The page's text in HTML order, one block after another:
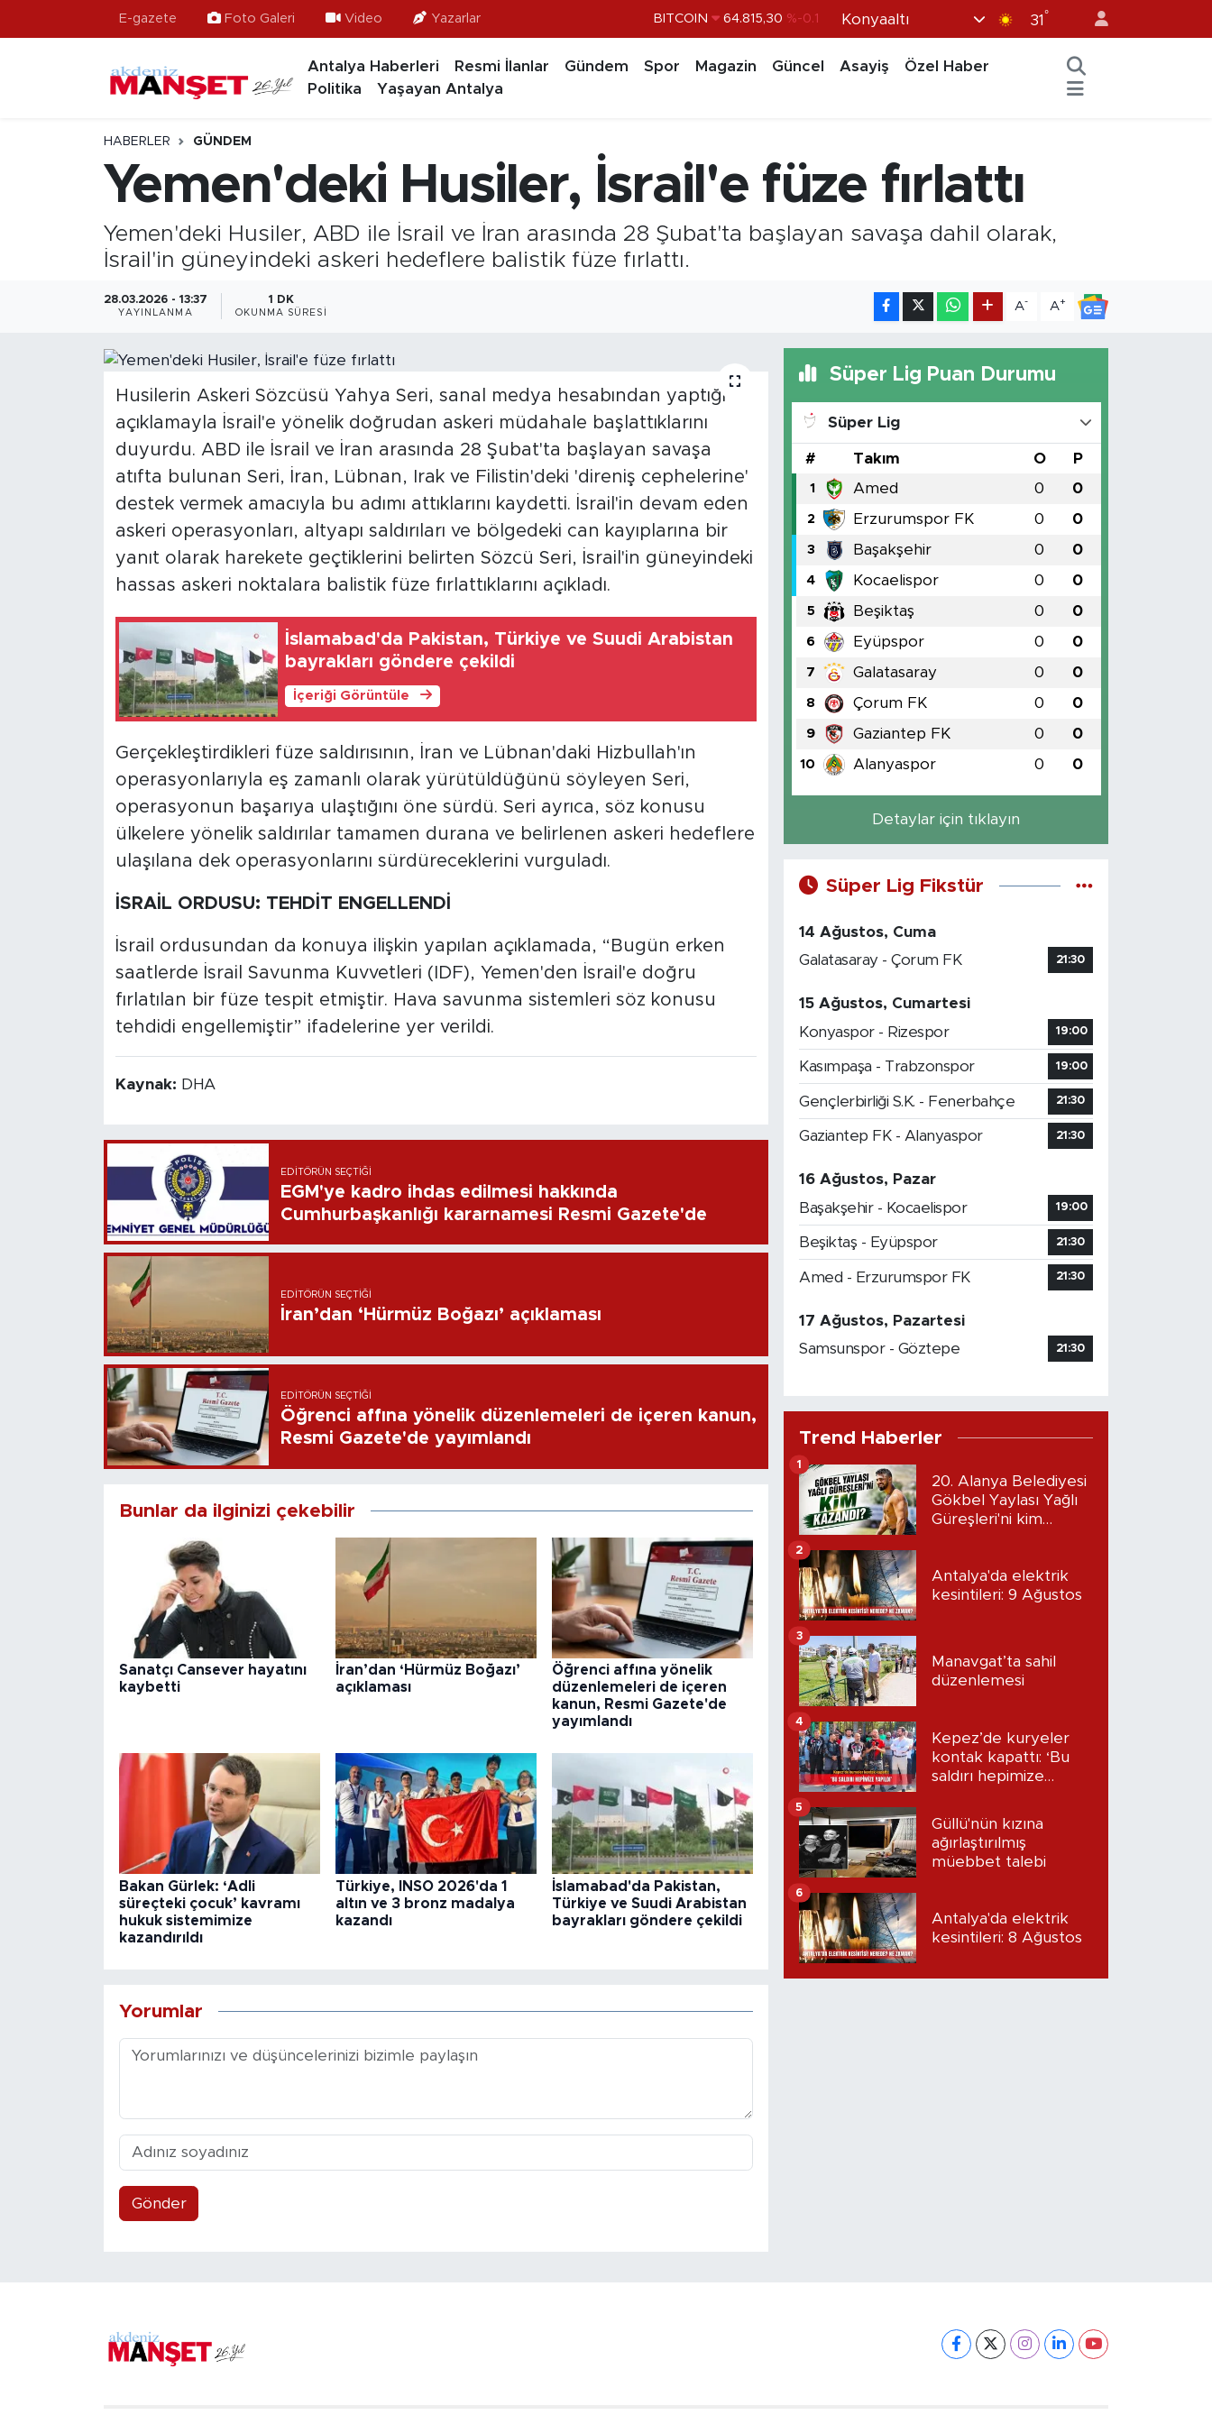
E-gazete Foto Galeri Video Yazarlar BITCOIN 64.815,30 %-0.1
BİST100 13.779 %-14
Konyaaltı 31 °
Antalya Haberleri Resmi İlanlar Gündem Spor Magazin Güncel Asayiş
Özel Haber
Politika
Yaşayan Antalya
HABERLER GÜNDEM
Yemen'deki Husiler, İsrail'e füze fırlattı
Yemen'deki Husiler, ABD ile İsrail ve İran arasında 28 Şubat'ta başlayan savaşa dahil olarak,
İsrail'in güneyindeki askeri hedeflere balistik füze fırlattı.
28.03.2026 - 13:37
YAYINLANMA
1 DK
OKUNMA SÜRESI
A- A+
Husilerin Askeri Sözcüsü Yahya Seri, sanal medya hesabından yaptığı
açıklamayla İsrail'e yönelik doğrudan askeri müdahale başlattıklarını
duyurdu. ABD ile İsrail ve İran arasında 28 Şubat'ta başlayan savaşa
atıfta bulunan Seri, İran, Lübnan, Irak ve Filistin'deki 'direniş cephelerine'
destek vermek amacıyla bu adımı attıklarını kaydetti. İsrail'in devam eden
askeri operasyonları, altyapı saldırıları ve bölgedeki can kayıplarına bir
yanıt olarak harekete geçtiklerini belirten Sözcü Seri, İsrail'in güneyindeki
hassas askeri noktalara balistik füze fırlattıklarını açıkladı.
İslamabad'da Pakistan, Türkiye ve Suudi Arabistan
bayrakları göndere çekildi
İçeriği Görüntüle
Gerçekleştirdikleri füze saldırısının, İran ve Lübnan'daki Hizbullah'ın
operasyonlarıyla eş zamanlı olarak yürütüldüğünü söyleyen Seri,
operasyonun başarıya ulaştığını öne sürdü. Seri ayrıca, söz konusu
ülkelere yönelik saldırılar tamamen durana ve belirlenen askeri hedeflere
ulaşılana dek operasyonlarını sürdüreceklerini vurguladı.
İSRAİL ORDUSU: TEHDİT ENGELLENDİ
İsrail ordusundan da konuya ilişkin yapılan açıklamada, “Bugün erken
saatlerde İsrail Savunma Kuvvetleri (IDF), Yemen'den İsrail'e doğru
fırlatılan bir füze tespit etmiştir. Hava savunma sistemleri söz konusu
tehdidi engellemiştir” ifadelerine yer verildi.
Kaynak: DHA
EDITÖRÜN SEÇTIĞI
EGM'ye kadro ihdas edilmesi hakkında
Cumhurbaşkanlığı kararnamesi Resmi Gazete'de
EDITÖRÜN SEÇTIĞI
İran’dan ‘Hürmüz Boğazı’ açıklaması
EDITÖRÜN SEÇTIĞI
Öğrenci affına yönelik düzenlemeleri de içeren kanun,
Resmi Gazete'de yayımlandı
Bunlar da ilginizi çekebilir
Sanatçı Cansever hayatını
kaybetti
İran’dan ‘Hürmüz Boğazı’
açıklaması
Öğrenci affına yönelik
düzenlemeleri de içeren
kanun, Resmi Gazete'de
yayımlandı
Bakan Gürlek: ‘Adli
süreçteki çocuk’ kavramı
hukuk sistemimize
kazandırıldı
Türkiye, INSO 2026'da 1
altın ve 3 bronz madalya
kazandı
İslamabad'da Pakistan,
Türkiye ve Suudi Arabistan
bayrakları göndere çekildi
Yorumlar
Gönder
Süper Lig Puan Durumu
Süper Lig
# Takım O P
1 Amed 0 0
2 Erzurumspor FK 0 0
3 Başakşehir 0 0
4 Kocaelispor 0 0
5 Beşiktaş 0 0
6 Eyüpspor 0 0
7 Galatasaray 0 0
8 Çorum FK 0 0
9 Gaziantep FK 0 0
10 Alanyaspor 0 0
Detaylar için tıklayın
Süper Lig Fikstür
14 Ağustos, Cuma
Galatasaray - Çorum FK
21:30
15 Ağustos, Cumartesi
Konyaspor - Rizespor
19:00
Kasımpaşa - Trabzonspor 19:00
Gençlerbirliği S.K. - Fenerbahçe 21:30
Gaziantep FK - Alanyaspor 21:30
16 Ağustos, Pazar
Başakşehir - Kocaelispor
19:00
Beşiktaş - Eyüpspor 21:30
Amed - Erzurumspor FK 21:30
17 Ağustos, Pazartesi
Samsunspor - Göztepe
21:30
Trend Haberler
20. Alanya Belediyesi
Gökbel Yaylası Yağlı
Güreşleri'ni kim
1
Antalya'da elektrik
kesintileri: 9 Ağustos
2
Manavgat’ta sahil
düzenlemesi
3
Kepez’de kuryeler
kontak kapattı: ‘Bu
saldırı hepimize
4
Güllü'nün kızına
ağırlaştırılmış
müebbet talebi
5
Antalya'da elektrik
kesintileri: 8 Ağustos
6
Ekonomi
Gündem
Kültür- Sanat
Özel Haber
Resmi İlanlar
Antalya Nöbetçi Eczaneler
Antalya Trafik Yoğunluk Haritası
Süper Lig Puan Durumu ve Fikstür
Tüm Manşetler
Haber Arşivi